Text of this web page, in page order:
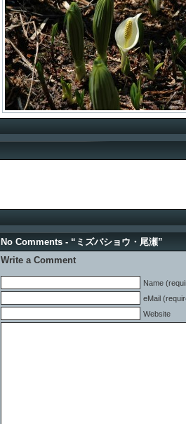
No Comments - “ミズバショウ・尾瀬”
Write a Comment
Name
eMail
Website